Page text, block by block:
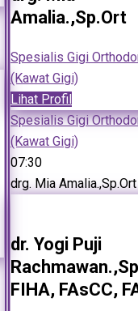
Amalia.,Sp.Ort
Spesialis Gigi
(Kawat Gigi)
Lihat Profil
Spesialis Gigi
(Kawat Gigi)
07:30
drg. Mia Amalia.,Sp.Ort
dr. Yogi Puji
FIHA, FAsCC,